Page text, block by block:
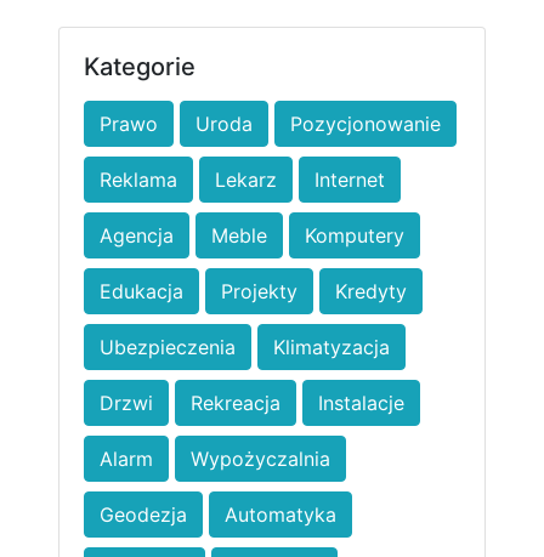
Kategorie
Prawo Uroda Pozycjonowanie
Reklama Lekarz Internet
Agencja Meble Komputery
Edukacja Projekty Kredyty
Ubezpieczenia Klimatyzacja
Drzwi Rekreacja Instalacje
Alarm Wypożyczalnia
Geodezja Automatyka